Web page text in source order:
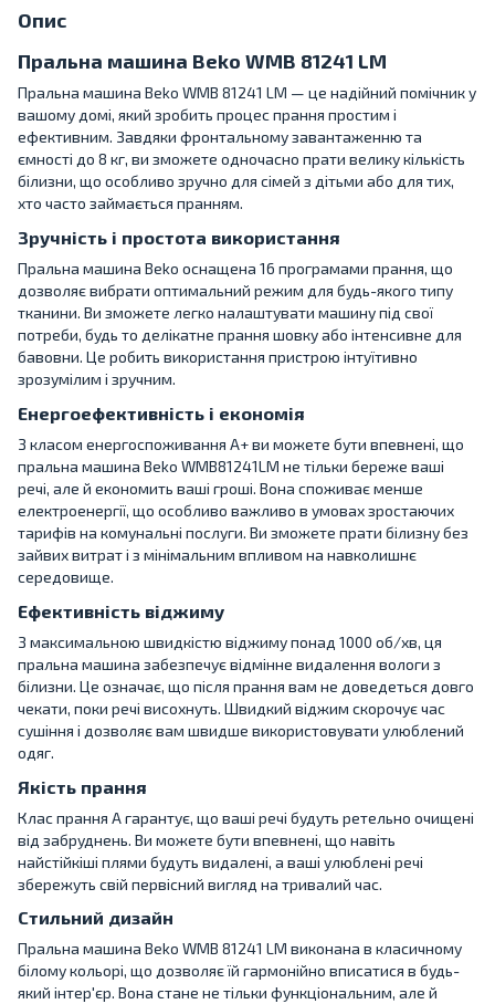
Опис
Пральна машина Beko WMB 81241 LM
Пральна машина Beko WMB 81241 LM — це надійний помічник у
вашому домі, який зробить процес прання простим і
ефективним. Завдяки фронтальному завантаженню та
ємності до 8 кг, ви зможете одночасно прати велику кількість
білизни, що особливо зручно для сімей з дітьми або для тих,
хто часто займається пранням.
Зручність і простота використання
Пральна машина Beko оснащена 16 програмами прання, що
дозволяє вибрати оптимальний режим для будь-якого типу
тканини. Ви зможете легко налаштувати машину під свої
потреби, будь то делікатне прання шовку або інтенсивне для
бавовни. Це робить використання пристрою інтуїтивно
зрозумілим і зручним.
Енергоефективність і економія
З класом енергоспоживання A+ ви можете бути впевнені, що
пральна машина Beko WMB81241LM не тільки береже ваші
речі, але й економить ваші гроші. Вона споживає менше
електроенергії, що особливо важливо в умовах зростаючих
тарифів на комунальні послуги. Ви зможете прати білизну без
зайвих витрат і з мінімальним впливом на навколишнє
середовище.
Ефективність віджиму
З максимальною швидкістю віджиму понад 1000 об/хв, ця
пральна машина забезпечує відмінне видалення вологи з
білизни. Це означає, що після прання вам не доведеться довго
чекати, поки речі висохнуть. Швидкий віджим скорочує час
сушіння і дозволяє вам швидше використовувати улюблений
одяг.
Якість прання
Клас прання A гарантує, що ваші речі будуть ретельно очищені
від забруднень. Ви можете бути впевнені, що навіть
найстійкіші плями будуть видалені, а ваші улюблені речі
збережуть свій первісний вигляд на тривалий час.
Стильний дизайн
Пральна машина Beko WMB 81241 LM виконана в класичному
білому кольорі, що дозволяє їй гармонійно вписатися в будь-
який інтер'єр. Вона стане не тільки функціональним, але й